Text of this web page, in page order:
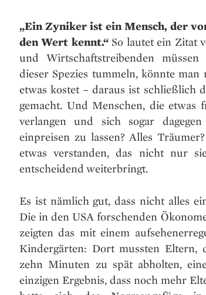
„Ein Zyniker ist ein Mensch, der
den Wert kennt.“So lautet ein Zitat
und Wirtschaftstreibenden
dieser Spezies tummeln, könnte man
etwas kostet – daraus ist schließlich
gemacht. Und Menschen, die
verlangen und sich sogar
einpreisen zu lassen? Alles
etwas verstanden, das nicht nur
entscheidend weiterbringt.
Es ist nämlich gut, dass nicht alles
Die in den USA forschenden
zeigten das mit einem
Kindergärten: Dort mussten Eltern,
zehn Minuten zu spät abholten,
einzigen Ergebnis, dass noch mehr